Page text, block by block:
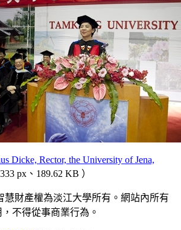
Dicke, Rector, the University of Jena,
px、189.62 KB ）
慧財產權為淡江大學所有。網站內所有
不得從事商業行為。